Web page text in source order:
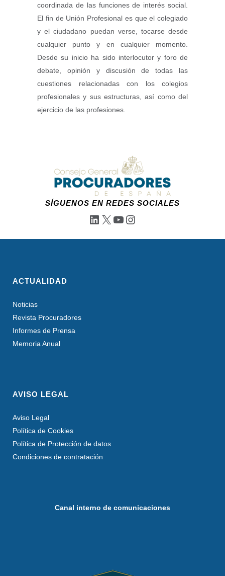
coordinada de las funciones de interés social.
El fin de Unión Profesional es que el colegiado
y el ciudadano puedan verse, tocarse desde
cualquier punto y en cualquier momento.
Desde su inicio ha sido interlocutor y foro de
debate, opinión y discusión de todas las
cuestiones relacionadas con los colegios
profesionales y sus estructuras, así como del
ejercicio de las profesiones.
SÍGUENOS EN REDES SOCIALES
LinkedIn
X YouTube
Instagram
ACTUALIDAD
Noticias
Revista Procuradores
Informes de Prensa
Memoria Anual
AVISO LEGAL
Aviso Legal
Política de Cookies
Política de Protección de datos
Condiciones de contratación
Canal interno de comunicaciones